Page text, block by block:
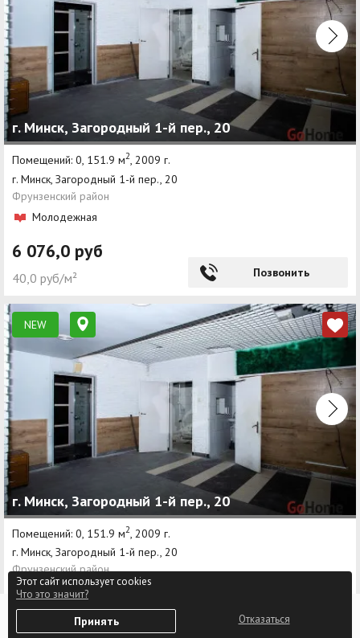
г. Минск, Загородный 1-й пер., 20
Помещений: 0, 151.9 м2, 2009 г.
г. Минск, Загородный 1-й пер., 20
Фрунзенский район
Молодежная
6 076,0 руб
40,0 руб/м² Позвонить
NEW
г. Минск, Загородный 1-й пер., 20
Помещений: 0, 151.9 м2 , 2009 г.
г. Минск, Загородный 1-й пер., 20
Фрунзенский район
Молодежная
6 076,0 руб
Избранное Войти
Этот сайт использует cookies
Что это значит?
Принять Отказаться